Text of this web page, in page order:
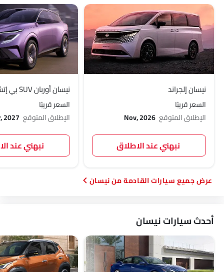
نيسان إلجراند
السعر قريبًا
الإطلاق المتوقع Nov, 2026
نبهني عند الاطلاق
نيسان أوربان SUV بي إتش إي في
السعر قريبًا
الإطلاق المتوقع 2027
نبهني عند
سيارات القادمة من نيسان
أحدث سيارات نيسان